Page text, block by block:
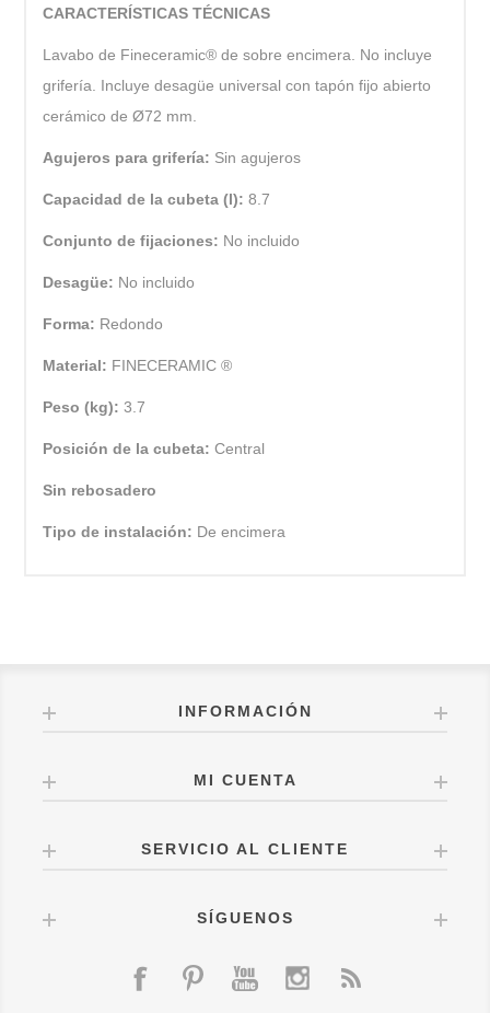
CARACTERÍSTICAS TÉCNICAS
Lavabo de Fineceramic® de sobre encimera. No incluye
grifería. Incluye desagüe universal con tapón fijo abierto
cerámico de Ø72 mm.
Agujeros para grifería: Sin agujeros
Capacidad de la cubeta (l):8.7
Conjunto de fijaciones: No incluido
Desagüe: No incluido
Forma: Redondo
Material: FINECERAMIC ®
Peso (kg):3.7
Posición de la cubeta:Central
Sin rebosadero
Tipo de instalación: De encimera
INFORMACIÓN
MI CUENTA
SERVICIO AL CLIENTE
SÍGUENOS